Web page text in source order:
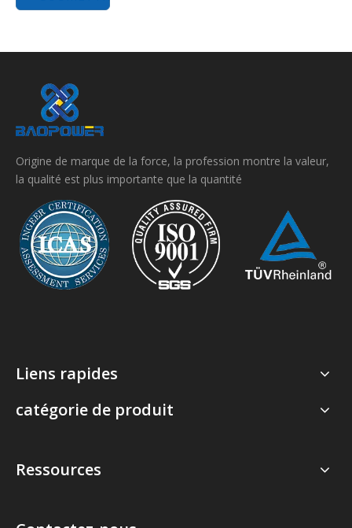
Origine de marque de la force, la profession montre la valeur,
la qualité est plus importante que la quantité
Liens rapides
catégorie de produit
Ressources